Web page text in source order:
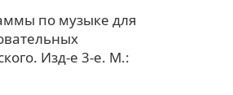
по музыке для
Изд-е 3-е. М.: